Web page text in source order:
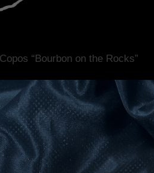
“Bourbon on the Rocks”